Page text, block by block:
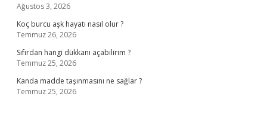
Ağustos 3, 2026
Koç burcu aşk hayatı nasıl olur ?
Temmuz 26, 2026
Sıfırdan hangi dükkanı açabilirim ?
Temmuz 25, 2026
Kanda madde taşınmasını ne sağlar ?
Temmuz 25, 2026